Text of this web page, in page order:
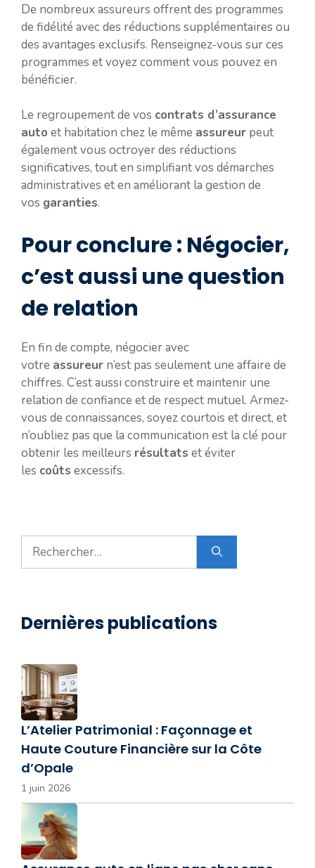
De nombreux assureurs offrent des programmes
de fidélité avec des réductions supplémentaires ou
des avantages exclusifs. Renseignez-vous sur ces
programmes et voyez comment vous pouvez en
bénéficier.
Le regroupement de vos contrats d’assurance
auto et habitation chez le même assureur peut
également vous octroyer des réductions
significatives, tout en simplifiant vos démarches
administratives et en améliorant la gestion de
vos garanties.
Pour conclure : Négocier,
c’est aussi une question
de relation
En fin de compte, négocier avec
votre assureur n’est pas seulement une affaire de
chiffres. C’est aussi construire et maintenir une
relation de confiance et de respect mutuel. Armez-
vous de connaissances, soyez courtois et direct, et
n’oubliez pas que la communication est la clé pour
obtenir les meilleurs résultats et éviter
les coûts excessifs.
Rechercher :
Dernières publications
L’Atelier Patrimonial : Façonnage et
Haute Couture Financière sur la Côte
d’Opale
1 juin 2026